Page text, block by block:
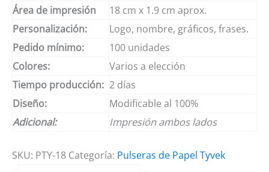
Área de impresión
18 cm x 1.9 cm aprox.
Personalización:
Logo, nombre, gráficos, frases.
Pedido mínimo:
100 unidades
Colores:
Varios a elección
Tiempo producción: 2 días
Diseño:
Modificable al 100%
Adicional:
Impresión ambos lados
SKU: PTY-18 Categoría: Pulseras de Papel Tyvek